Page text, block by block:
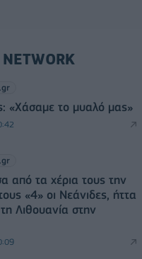
«Χάσαμε το μυαλό μας»
από τα χέρια τους την
«4» οι Νεάνιδες, ήττα
Λιθουανία στην